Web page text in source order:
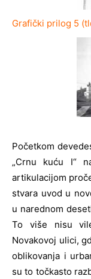
Grafički prilog 5
Početkom
„Crnu kuću I“
artikulacijom
stvara uvod u
u narednom
To više nisu
Novakovoj ulici,
oblikovanja i
su to točkasto